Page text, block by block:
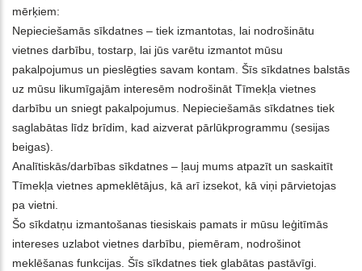
mērķiem:
Nepieciešamās sīkdatnes – tiek izmantotas, lai nodrošinātu
vietnes darbību, tostarp, lai jūs varētu izmantot mūsu
pakalpojumus un pieslēgties savam kontam. Šīs sīkdatnes balstās
uz mūsu likumīgajām interesēm nodrošināt Tīmekļa vietnes
darbību un sniegt pakalpojumus. Nepieciešamās sīkdatnes tiek
saglabātas līdz brīdim, kad aizverat pārlūkprogrammu (sesijas
beigas).
Analītiskās/darbības sīkdatnes – ļauj mums atpazīt un saskaitīt
Tīmekļa vietnes apmeklētājus, kā arī izsekot, kā viņi pārvietojas
pa vietni.
Šo sīkdatņu izmantošanas tiesiskais pamats ir mūsu leģitīmās
intereses uzlabot vietnes darbību, piemēram, nodrošinot
meklēšanas funkcijas. Šīs sīkdatnes tiek glabātas pastāvīgi.